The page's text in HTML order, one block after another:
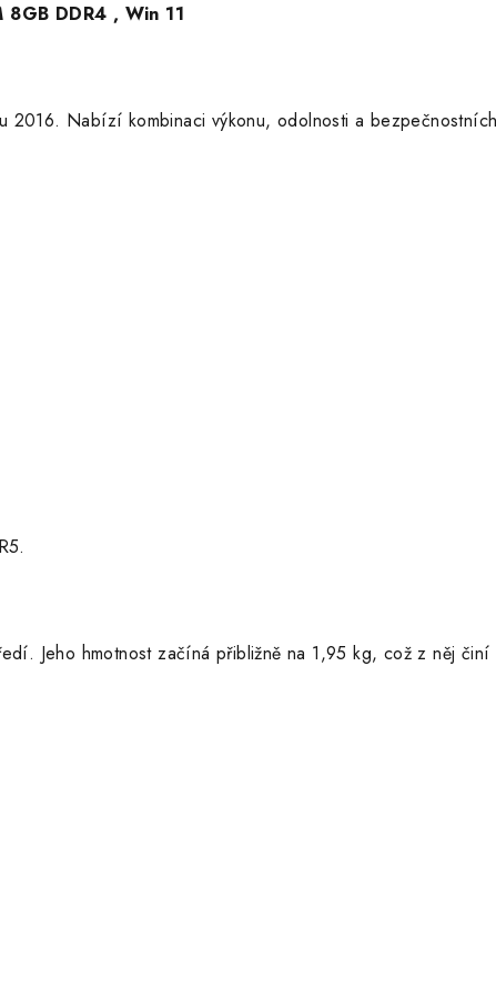
DDR4 , Win 11
2016. Nabízí kombinaci výkonu, odolnosti a
Jeho hmotnost začíná přibližně na 1,95 kg, což z něj